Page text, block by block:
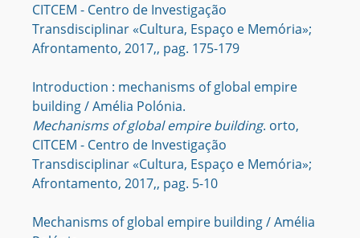
CITCEM - Centro de Investigação
Transdisciplinar «Cultura, Espaço e Memória»;
Afrontamento, 2017,, pag. 175-179
Introduction : mechanisms of global empire
building / Amélia Polónia.
Mechanisms of global empire building. orto,
CITCEM - Centro de Investigação
Transdisciplinar «Cultura, Espaço e Memória»;
Afrontamento, 2017,, pag. 5-10
Mechanisms of global empire building / Amélia